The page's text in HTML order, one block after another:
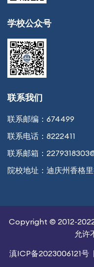
学校公众号
联系我们
联系邮编： 674499
联系电话： 8222411
联系邮箱：
院校地址： 迪庆州香格
Copyright © 2012-
允许
滇ICP备2023006121号